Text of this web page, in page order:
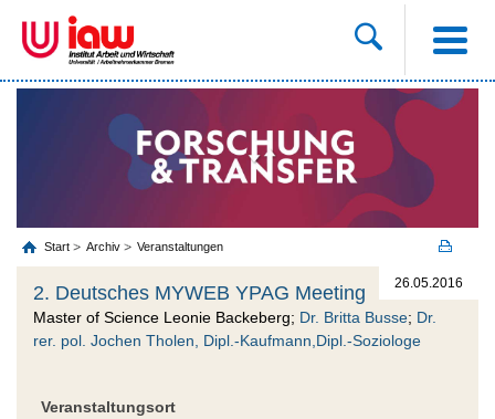
Start Archiv Veranstaltungen
26.05.2016
2. Deutsches MYWEB YPAG Meeting
Master of Science Leonie Backeberg; Dr. Britta Busse; Dr.
rer. pol. Jochen Tholen, Dipl.-Kaufmann,Dipl.-Soziologe
Veranstaltungsort